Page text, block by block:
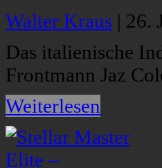
Walter Kraus | 26.
Das italienische
Frontmann Jaz
Weiterlesen